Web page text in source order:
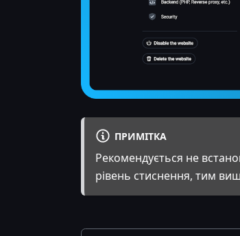
ПРИМІТКА
Рекомендується не
рівень стиснення, тим